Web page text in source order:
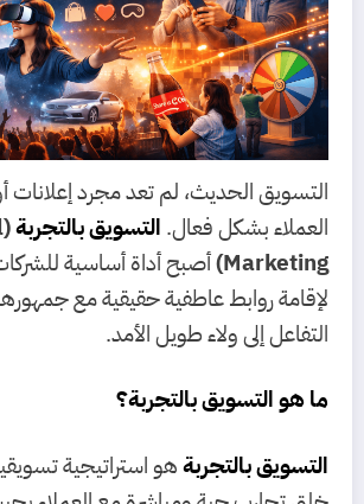
التسويق الحديث، لم تعد مجرد
العملاء بشكل فعال. التسويق بالتجربة
Marketing) أصبح أداة أساسية
لإقامة روابط عاطفية حقيقية مع
التفاعل إلى ولاء طويل الأمد.
ما هو التسويق بالتجربة؟
التسويق بالتجربةهو استراتيجية